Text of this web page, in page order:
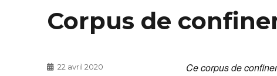
Corpus de
Ce corpus de
Publié
22 avril 2020